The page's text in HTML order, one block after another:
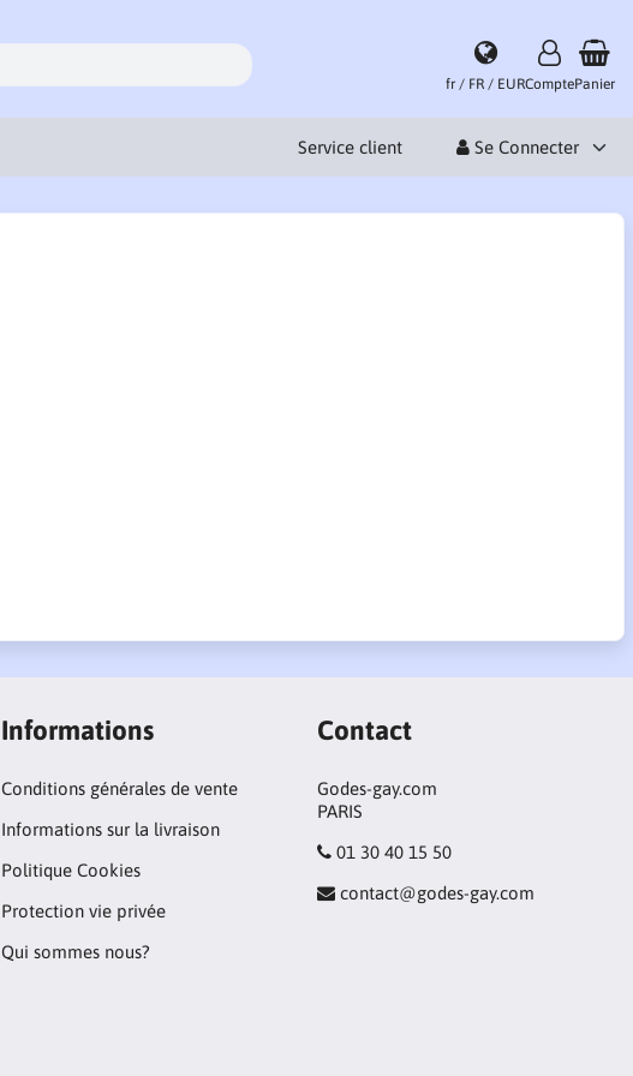
fr / FR / EURComptePanier
Service client Se Connecter
Informations
Conditions générales de vente
Informations sur la livraison
Politique Cookies
Protection vie privée
Qui sommes nous?
Contact
Godes-gay.com
PARIS
01 30 40 15 50
contact@godes-gay.com